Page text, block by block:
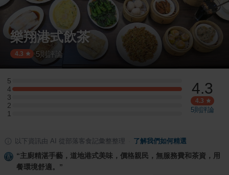
樂翔港式飲茶
4.3 ·5則評論
5
5 星：0 則評論
4
4 星：3 則評論
3
3 星：0 則評論
2
2 星：0 則評論
1
1 星：0 則評論
4.3
4.3
5則評論
以下資訊由 AI 從部落客食記彙整整理 了解我們如何精選
“主廚精湛手藝，道地港式美味，價格親民，無服務費和茶資，用
餐環境舒適。 ”